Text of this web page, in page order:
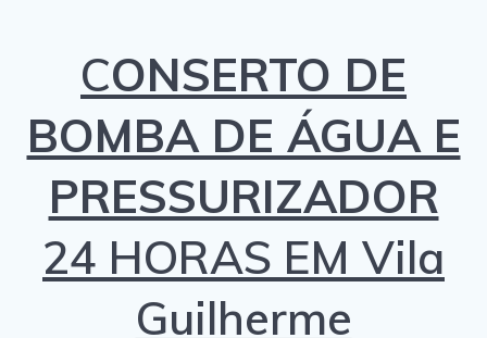
CONSERTO DE
BOMBA DE ÁGUA E
PRESSURIZADOR
24 HORAS EM Vila
Guilherme